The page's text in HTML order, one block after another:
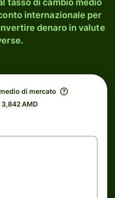
tasso di cambio medio
internazionale per
denaro in valute
di mercato
3,842 AMD